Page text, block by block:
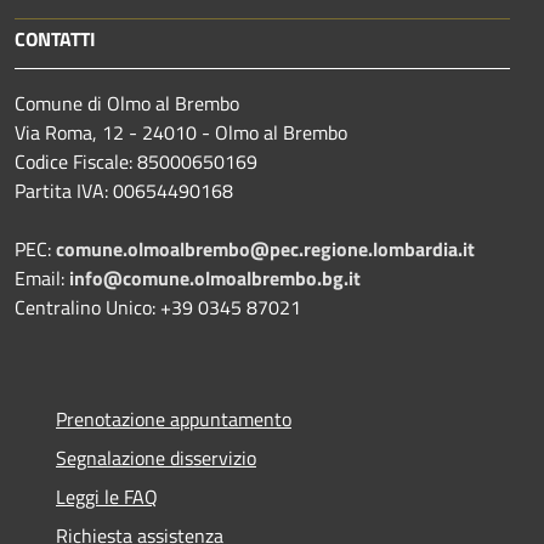
CONTATTI
Comune di Olmo al Brembo
Via Roma, 12 - 24010 - Olmo al Brembo
Codice Fiscale: 85000650169
Partita IVA: 00654490168
PEC:comune.olmoalbrembo@pec.regione.lombardia.it
Email: info@comune.olmoalbrembo.bg.it
Centralino Unico: +39 0345 87021
Prenotazione appuntamento
Segnalazione disservizio
Leggi le FAQ
Richiesta assistenza